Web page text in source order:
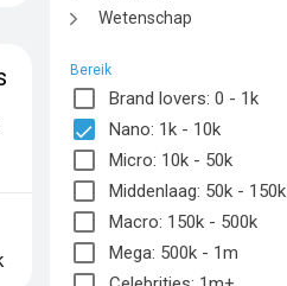
Wetenschap
Bereik
Brand lovers: 0 - 1k
Nano: 1k - 10k
Micro: 10k - 50k
Middenlaag: 50k - 150k
Macro: 150k - 500k
Mega: 500k - 1m